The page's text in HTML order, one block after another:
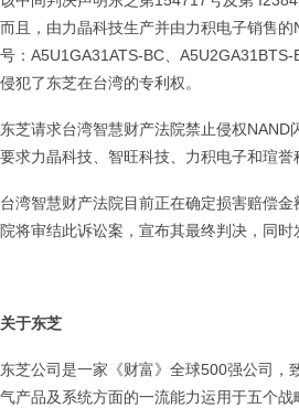
而且，由力晶科技生产并由力积电子销售的
号：A5U1GA31ATS-BC、A5U2GA31BTS-
侵犯了东芝在台湾的专利权。
东芝请求台湾智慧财产法院禁止侵权NAND
要求力晶科技、智旺科技、力积电子和瑄誉
台湾智慧财产法院目前正在确定损害赔偿
院将审结此诉讼案，宣布其最终判决，同时
关于东芝
东芝公司是一家《财富》全球500强公司，
气产品及系统方面的一流能力运用于五个